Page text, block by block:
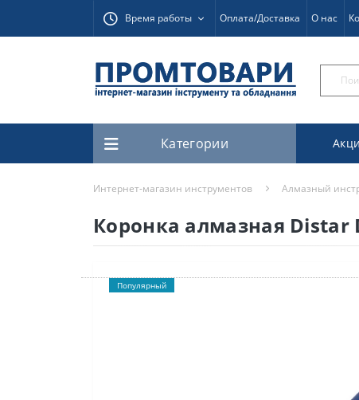
Время работы Оплата/Доставка О нас
Категории
Интернет-магазин инструментов Алмазный
Коронка алмазная Distar
Популярный